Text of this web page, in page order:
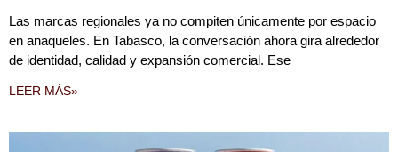
Las marcas regionales ya no compiten únicamente por espacio
en anaqueles. En Tabasco, la conversación ahora gira alrededor
de identidad, calidad y expansión comercial. Ese
LEER MÁS»